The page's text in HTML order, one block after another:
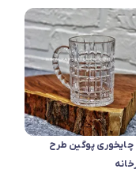
پوگین طرح